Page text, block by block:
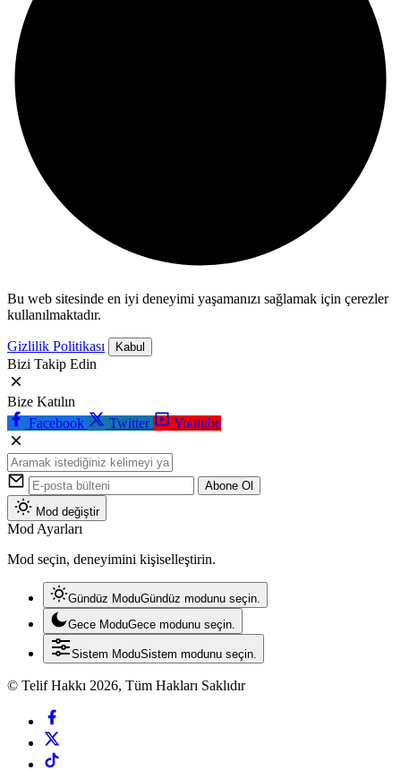
Bu web sitesinde en iyi deneyimi yaşamanızı sağlamak için çerezler
kullanılmaktadır.
Gizlilik Politikası Kabul
Bizi Takip Edin
Bize Katılın
Facebook
Twitter Youtube
Abone Ol
Mod değiştir
Mod Ayarları
Mod seçin, deneyimini kişiselleştirin.
Gündüz ModuGündüz modunu seçin.
Gece ModuGece modunu seçin.
Sistem ModuSistem modunu seçin.
© Telif Hakkı 2026, Tüm Hakları Saklıdır